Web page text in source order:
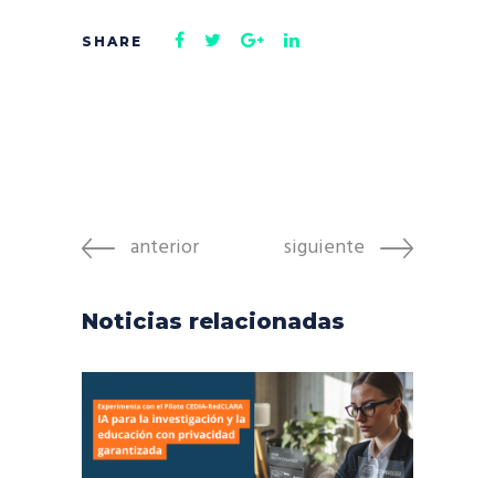
anterior siguiente
Noticias relacionadas